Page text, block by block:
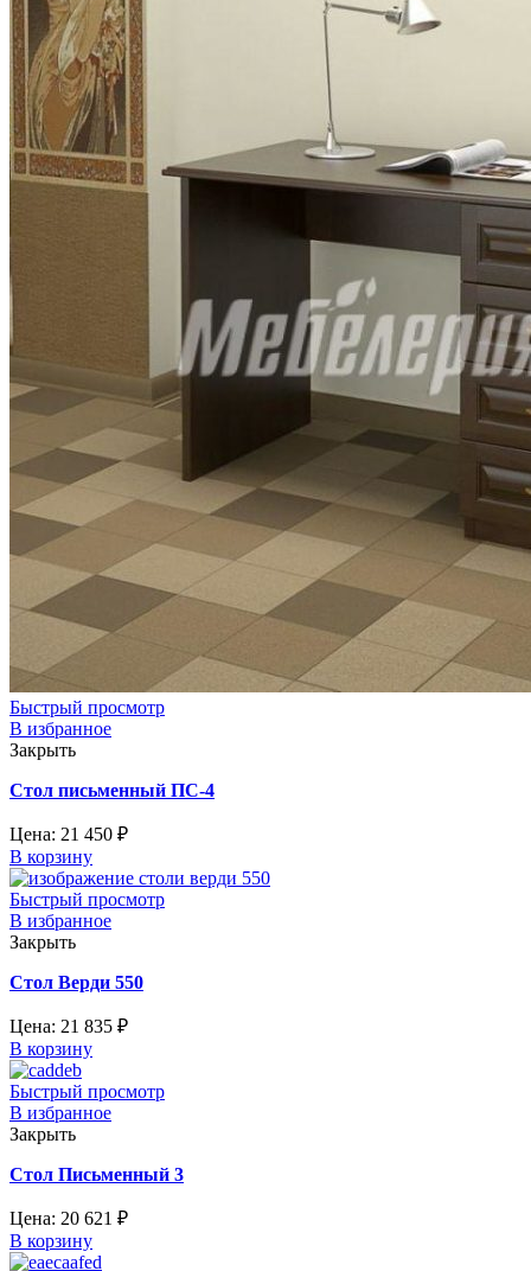
Быстрый просмотр
В избранное
Закрыть
Стол письменный ПС-4
Цена: 21 450 ₽
В корзину
Быстрый просмотр
В избранное
Закрыть
Стол Верди 550
Цена: 21 835 ₽
В корзину
Быстрый просмотр
В избранное
Закрыть
Стол Письменный 3
Цена: 20 621 ₽
В корзину